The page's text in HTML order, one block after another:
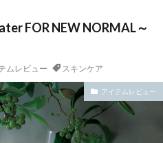
FOR NEW NORMAL～
ムレビュー スキンケア
アイテムレビュー